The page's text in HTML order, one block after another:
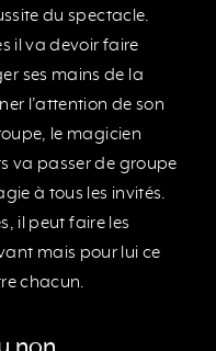
du spectacle.
il va devoir faire
ses mains de la
l’attention de son
le magicien
va passer de groupe
à tous les invités.
il peut faire les
mais pour lui ce
chacun.